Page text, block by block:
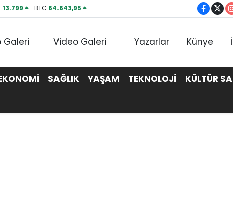
13.799 BTC 64.643,95
Galeri Video Galeri Yazarlar Künye
SAĞLIK YAŞAM TEKNOLOJİ
KÜLTÜR